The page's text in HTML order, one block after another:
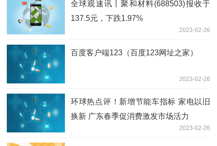
全球观速讯丨聚和材料(688503)报收于
137.5元，下跌1.97%
2023-02-26
百度客户端123（百度123网址之家）
2023-02-26
环球热点评！新增节能车指标 家电以旧
换新 广东春季促消费激发市场活力
2023-02-26